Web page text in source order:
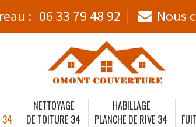
: 06 33 79 48 92 Nous
34
NETTOYAGE
DE TOITURE 34
HABILLAGE
PLANCHE DE RIVE 34